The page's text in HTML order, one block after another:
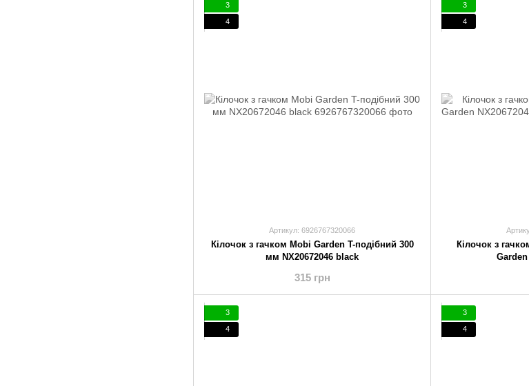
3
4
Артикул: 6926767320066
Кілочок з гачком Mobi Garden T-подібний 300
мм NX20672046 black
315 грн
3
4
Кілочок з
Garden
3
4
3
4